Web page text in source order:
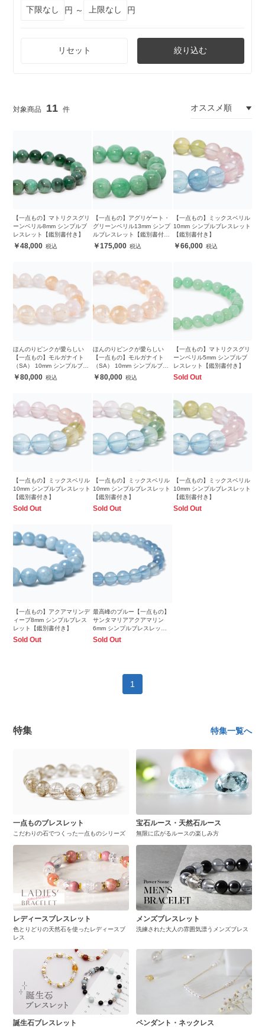
円 ～
円
リセット 絞り込む
11
【一点もの】マトリクスグリ
ーンベリル8mm シンプルブ
レスレット【鑑別書付き】
48,000
【一点もの】アグリゲート・
グリーンベリル13mm シンプ
ルブレスレット【鑑別書付
き】175,000
【一点もの】ミックスベリル
10mm シンプルブレスレット
【鑑別書付き】
66,000
ほんのりピンクが愛らしい
【一点もの】モルガナイト
（SA） 10mm シンプルブレ
スレット
80,000
ほんのりピンクが愛らしい
【一点もの】モルガナイト
（SA） 10mm シンプルブレ
スレット
80,000
【一点もの】マトリクスグリ
ーンベリル5mm シンプルブ
レスレット【鑑別書付き】
Sold Out
【一点もの】ミックスベリル
10mm シンプルブレスレット
【鑑別書付き】
Sold Out
【一点もの】ミックスベリル
10mm シンプルブレスレット
【鑑別書付き】
Sold Out
【一点もの】ミックスベリル
10mm シンプルブレスレット
【鑑別書付き】
Sold Out
【一点もの】アクアマリンデ
ィープ8mm シンプルブレス
レット【鑑別書付き】
Sold Out
最高峰のブルー【一点もの】
サンタマリアアクアマリン
6mm シンプルブレスレット
【鑑別書付き】
Sold Out
1
特集 特集一覧へ
一点ものブレスレット
こだわりの石でつくった一点ものシリーズ
宝石ルース・天然石ルース
無限に広がるルースの楽しみ方
レディースブレスレット
色とりどりの天然石を使ったレディースブ
レス
メンズブレスレット
洗練された大人の雰囲気漂うメンズブレス
誕生石ブレスレット ペンダント・ネックレス